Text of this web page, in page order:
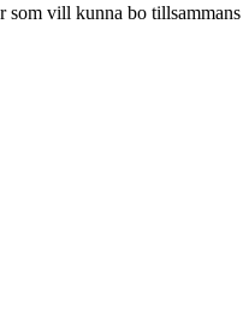
som vill kunna bo tillsammans